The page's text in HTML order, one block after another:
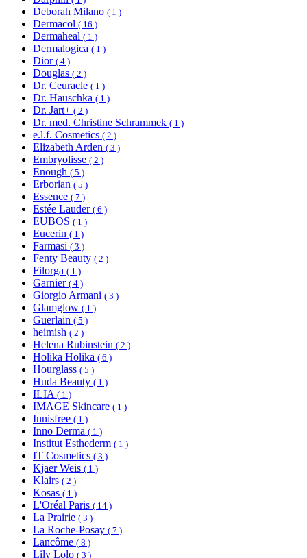
Deborah Milano ( 1 )
Dermacol ( 16 )
Dermaheal ( 1 )
Dermalogica ( 1 )
Dior ( 4 )
Douglas ( 2 )
Dr. Ceuracle ( 1 )
Dr. Hauschka ( 1 )
Dr. Jart+ ( 2 )
Dr. med. Christine Schrammek ( 1 )
e.l.f. Cosmetics ( 2 )
Elizabeth Arden ( 3 )
Embryolisse ( 2 )
Enough ( 5 )
Erborian ( 5 )
Essence ( 7 )
Estée Lauder ( 6 )
EUBOS ( 1 )
Eucerin ( 1 )
Farmasi ( 3 )
Fenty Beauty ( 2 )
Filorga ( 1 )
Garnier ( 4 )
Giorgio Armani ( 3 )
Glamglow ( 1 )
Guerlain ( 5 )
heimish ( 2 )
Helena Rubinstein ( 2 )
Holika Holika ( 6 )
Hourglass ( 5 )
Huda Beauty ( 1 )
ILIA ( 1 )
IMAGE Skincare ( 1 )
Innisfree ( 1 )
Inno Derma ( 1 )
Institut Esthederm ( 1 )
IT Cosmetics ( 3 )
Kjaer Weis ( 1 )
Klairs ( 2 )
Kosas ( 1 )
L'Oréal Paris ( 14 )
La Prairie ( 3 )
La Roche-Posay ( 7 )
Lancôme ( 8 )
Lily Lolo ( 3 )